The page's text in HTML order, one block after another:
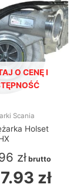
O CENĘ I
Scania
Holset
zł brutto
zł